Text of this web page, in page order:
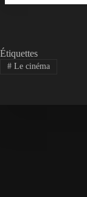
Étiquettes
#Le cinéma